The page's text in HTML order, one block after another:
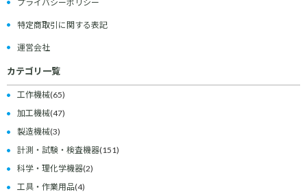
プライバシーポリシー
特定商取引に関する表記
運営会社
カテゴリ一覧
工作機械(65)
加工機械(47)
製造機械(3)
計測・試験・検査機器(151)
科学・理化学機器(2)
工具・作業用品(4)